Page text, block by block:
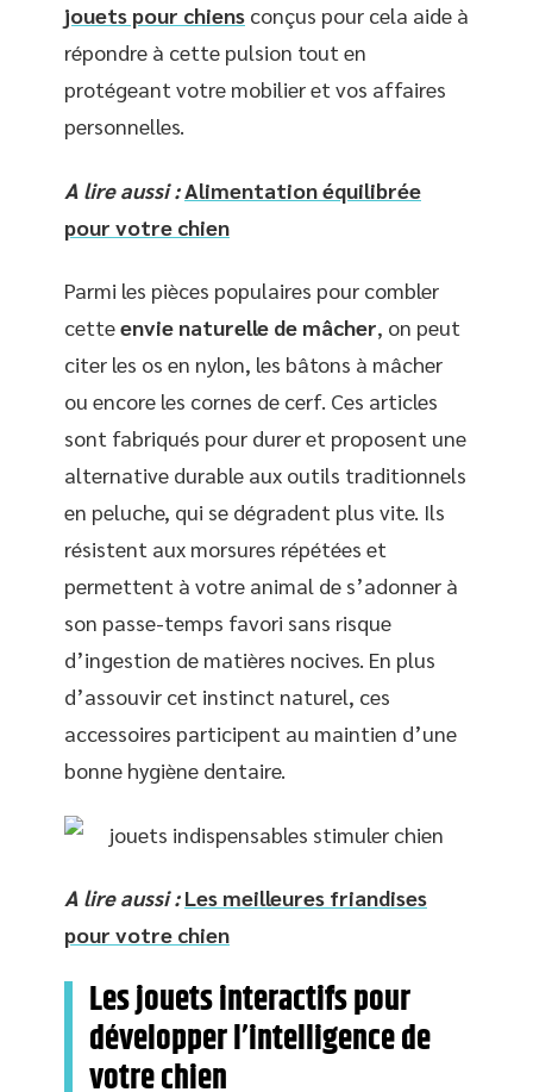
jouets pour chiens conçus pour cela aide à
répondre à cette pulsion tout en
protégeant votre mobilier et vos affaires
personnelles.
A lire aussi : Alimentation équilibrée
pour votre chien
Parmi les pièces populaires pour combler
cetteenvie naturelle de mâcher, on peut
citer les os en nylon, les bâtons à mâcher
ou encore les cornes de cerf. Ces articles
sont fabriqués pour durer et proposent une
alternative durable aux outils traditionnels
en peluche, qui se dégradent plus vite. Ils
résistent aux morsures répétées et
permettent à votre animal de s’adonner à
son passe-temps favori sans risque
d’ingestion de matières nocives. En plus
d’assouvir cet instinct naturel, ces
accessoires participent au maintien d’une
bonne hygiène dentaire.
A lire aussi : Les meilleures friandises
pour votre chien
Les jouets interactifs pour
développer l’intelligence de
votre chien